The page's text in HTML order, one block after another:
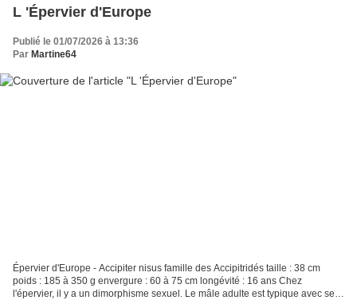
L 'Épervier d'Europe
Publié le 01/07/2026 à 13:36
Par Martine64
Épervier d'Europe - Accipiter nisus famille des Accipitridés taille : 38 cm
poids : 185 à 350 g envergure : 60 à 75 cm longévité : 16 ans Chez
l'épervier, il y a un dimorphisme sexuel. Le mâle adulte est typique avec ses